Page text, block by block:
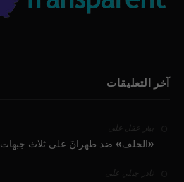
آخر التعليقات
بيار عقل على
«الحلف» ضد طهرانَ على ثلاث جبهات
نادر جبلي على